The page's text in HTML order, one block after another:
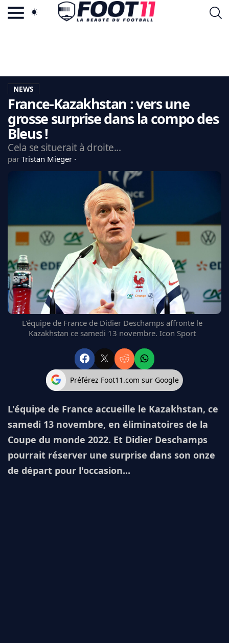
LA CHARTE
VIE PRIVÉE
CGU
CONTACTEZ-NOUS
REAL MADRID
FC BARCELONE
MANCHESTER UNITED
CHELSEA
ARSENAL
BAYERN
L'AVIS DE LA RÉDAC'
NEWS
France-Kazakhstan : vers une
grosse surprise dans la compo des
Bleus !
Cela se situerait à droite...
par Tristan Mieger
L'équipe de France de Didier Deschamps affronte le
Kazakhstan ce samedi 13 novembre. Icon Sport
Préférez Foot11.com sur Google
L'équipe de France accueille le Kazakhstan, ce
samedi 13 novembre, en éliminatoires de la
Coupe du monde 2022. Et Didier Deschamps
pourrait réserver une surprise dans son onze
de départ pour l'occasion...